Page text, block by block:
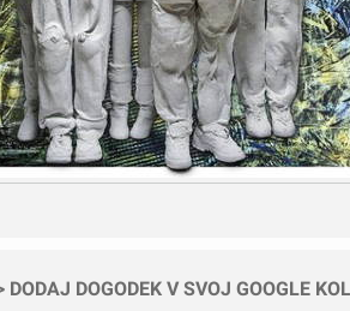
DODAJ DOGODEK V SVOJ GOOGLE